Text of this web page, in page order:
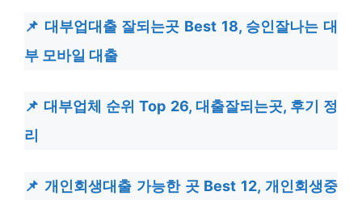
대부업대출 잘되는곳 Best 18, 승인잘나는 대
부 모바일 대출
대부업체 순위 Top 26, 대출잘되는곳, 후기 정
리
개인회생대출 가능한 곳 Best 12, 개인회생중